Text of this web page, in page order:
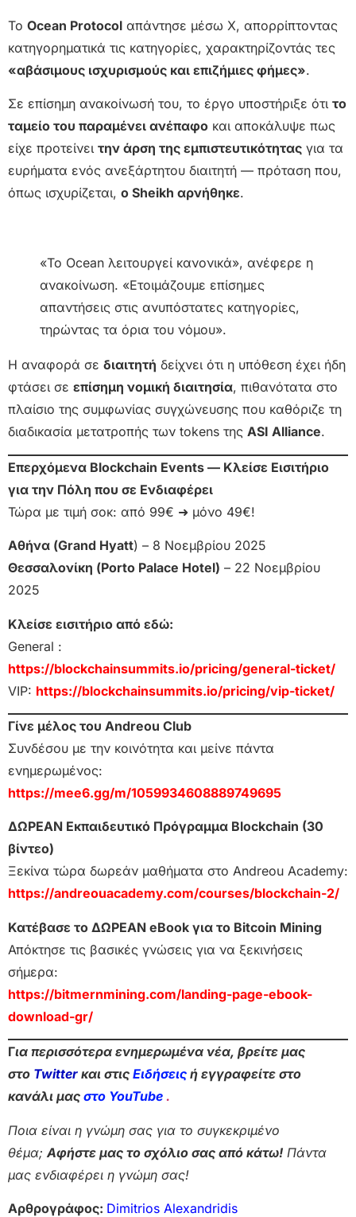
Το Ocean Protocol απάντησε μέσω X, απορρίπτοντας
κατηγορηματικά τις κατηγορίες, χαρακτηρίζοντάς τες
«αβάσιμους ισχυρισμούς και επιζήμιες φήμες».
Σε επίσημη ανακοίνωσή του, το έργο υποστήριξε ότι το
ταμείο του παραμένει ανέπαφο και αποκάλυψε πως
είχε προτείνει την άρση της εμπιστευτικότητας για τα
ευρήματα ενός ανεξάρτητου διαιτητή — πρόταση που,
όπως ισχυρίζεται, ο Sheikh αρνήθηκε.
«Το Ocean λειτουργεί κανονικά», ανέφερε η
ανακοίνωση. «Ετοιμάζουμε επίσημες
απαντήσεις στις ανυπόστατες κατηγορίες,
τηρώντας τα όρια του νόμου».
Η αναφορά σε διαιτητή δείχνει ότι η υπόθεση έχει ήδη
φτάσει σε επίσημη νομική διαιτησία, πιθανότατα στο
πλαίσιο της συμφωνίας συγχώνευσης που καθόριζε τη
διαδικασία μετατροπής των tokens της ASI Alliance.
Επερχόμενα Blockchain Events — Κλείσε Εισιτήριο
για την Πόλη που σε Ενδιαφέρει
Τώρα με τιμή σοκ: από 99€ ➜ μόνο 49€!
Αθήνα (Grand Hyatt) – 8 Νοεμβρίου 2025
Θεσσαλονίκη (Porto Palace Hotel) – 22 Νοεμβρίου
2025
Κλείσε εισιτήριο από εδώ:
General :
https://blockchainsummits.io/pricing/general-ticket/
VIP: https://blockchainsummits.io/pricing/vip-ticket/
Γίνε μέλος του Andreou Club
Συνδέσου με την κοινότητα και μείνε πάντα
ενημερωμένος:
https://mee6.gg/m/1059934608889749695
ΔΩΡΕΑΝ Εκπαιδευτικό Πρόγραμμα Blockchain (30
βίντεο)
Ξεκίνα τώρα δωρεάν μαθήματα στο Andreou Academy:
https://andreouacademy.com/courses/blockchain-2/
Κατέβασε το ΔΩΡΕΑΝ eBook για το Bitcoin Mining
Απόκτησε τις βασικές γνώσεις για να ξεκινήσεις
σήμερα:
https://bitmernmining.com/landing-page-ebook-
download-gr/
Για περισσότερα ενημερωμένα νέα, βρείτε μας
στο Twitter και στις Ειδήσεις ή εγγραφείτε στο
κανάλι μας στο YouTube .
Ποια είναι η γνώμη σας για το συγκεκριμένο
θέμα; Αφήστε μας το σχόλιο σας από κάτω! Πάντα
μας ενδιαφέρει η γνώμη σας!
Αρθρογράφος: Dimitrios Alexandridis